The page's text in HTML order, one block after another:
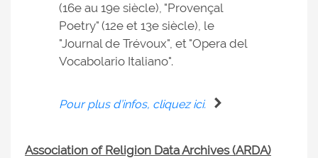
(16e au 19e siècle), "Provençal
Poetry" (12e et 13e siècle), le
"Journal de Trévoux", et "Opera del
Vocabolario Italiano".
Pour plus d’infos, cliquez ici.
Association of Religion Data Archives (ARDA)